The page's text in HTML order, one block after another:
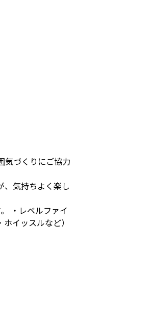
気づくりにご協力
、気持ちよく楽し
・レベルファイ
イッスルなど）